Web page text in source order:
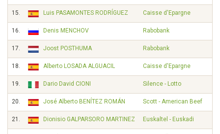
15. Luis PASAMONTES RODRÍGUEZ Caisse d'Epargne
16. Denis MENCHOV Rabobank
17. Joost POSTHUMA Rabobank
18. Alberto LOSADA ALGUACIL Caisse d'Epargne
19. Dario David CIONI Silence - Lotto
20. José Alberto BENÍTEZ ROMÁN Scott - American Beef
21. Dionisio GALPARSORO MARTINEZ Euskaltel - Euskadi